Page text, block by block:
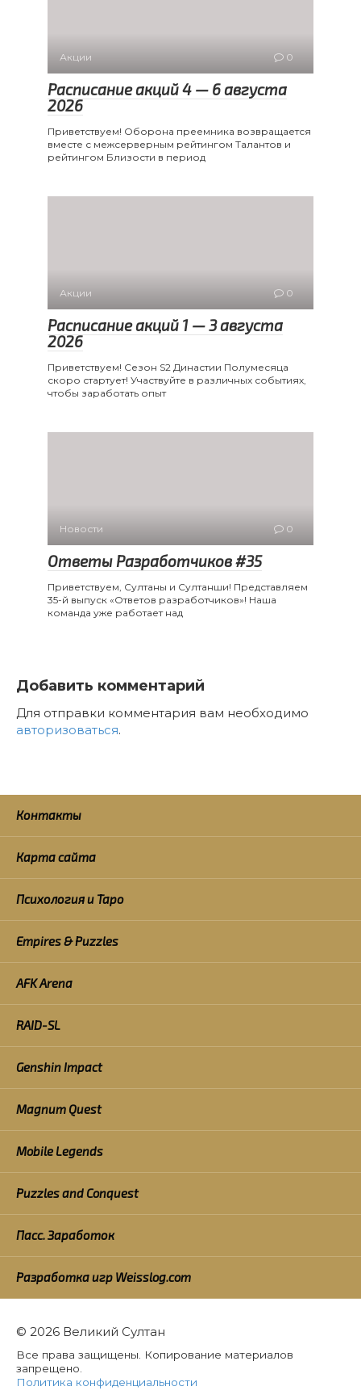
Акции 0
Расписание акций 4 — 6 августа
2026
Приветствуем! Оборона преемника возвращается
вместе с межсерверным рейтингом Талантов и
рейтингом Близости в период
Акции 0
Расписание акций 1 — 3 августа
2026
Приветствуем! Сезон S2 Династии Полумесяца
скоро стартует! Участвуйте в различных событиях,
чтобы заработать опыт
Новости 0
Ответы Разработчиков #35
Приветствуем, Султаны и Султанши! Представляем
35-й выпуск «Ответов разработчиков»! Наша
команда уже работает над
Добавить комментарий
Для отправки комментария вам необходимо
авторизоваться.
Контакты
Карта сайта
Психология и Таро
Empires & Puzzles
AFK Arena
RAID-SL
Genshin Impact
Magnum Quest
Mobile Legends
Puzzles and Conquest
Пасс. Заработок
Разработка игр Weisslog.com
© 2026 Великий Султан
Все права защищены. Копирование материалов
запрещено.
Политика конфиденциальности